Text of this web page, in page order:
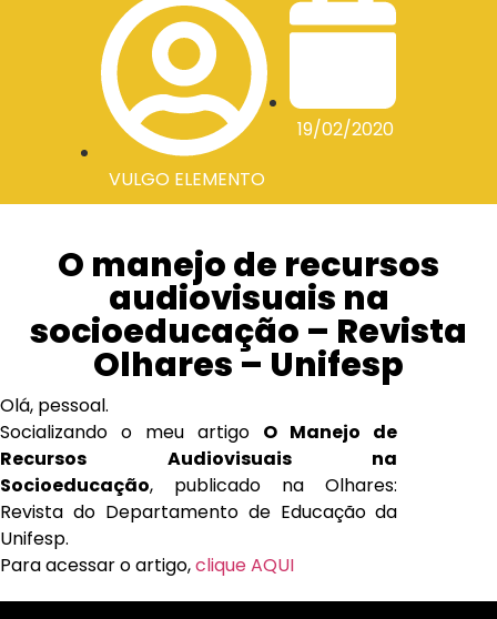
VULGO ELEMENTO
19/02/2020
O manejo de recursos
audiovisuais na
socioeducação – Revista
Olhares – Unifesp
Olá, pessoal.
Socializando o meu artigo O Manejo de
Recursos Audiovisuais na
Socioeducação, publicado na Olhares:
Revista do Departamento de Educação da
Unifesp.
Para acessar o artigo,clique AQUI